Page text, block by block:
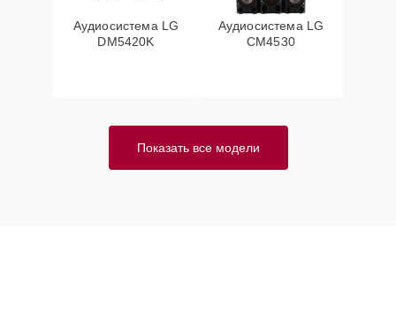
Аудиосистема LG
DM5420K
Аудиосистема LG
CM4530
Показать все модели